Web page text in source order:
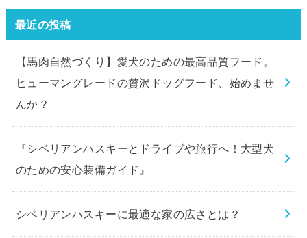
最近の投稿
【馬肉自然づくり】愛犬のための最高品質フード。
ヒューマングレードの贅沢ドッグフード、始めませ
んか？
『シベリアンハスキーとドライブや旅行へ！大型犬
のための安心装備ガイド』
シベリアンハスキーに最適な家の広さとは？